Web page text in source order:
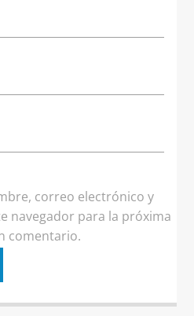
correo electrónico y
navegador para la próxima
comentario.